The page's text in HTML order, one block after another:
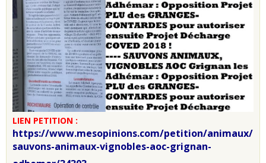
LIEN PETITION :
https://www.mesopinions.com/petition/animaux/
sauvons-animaux-vignobles-aoc-grignan-